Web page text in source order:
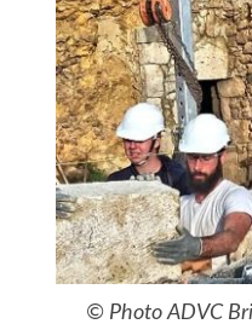
© Photo ADVC